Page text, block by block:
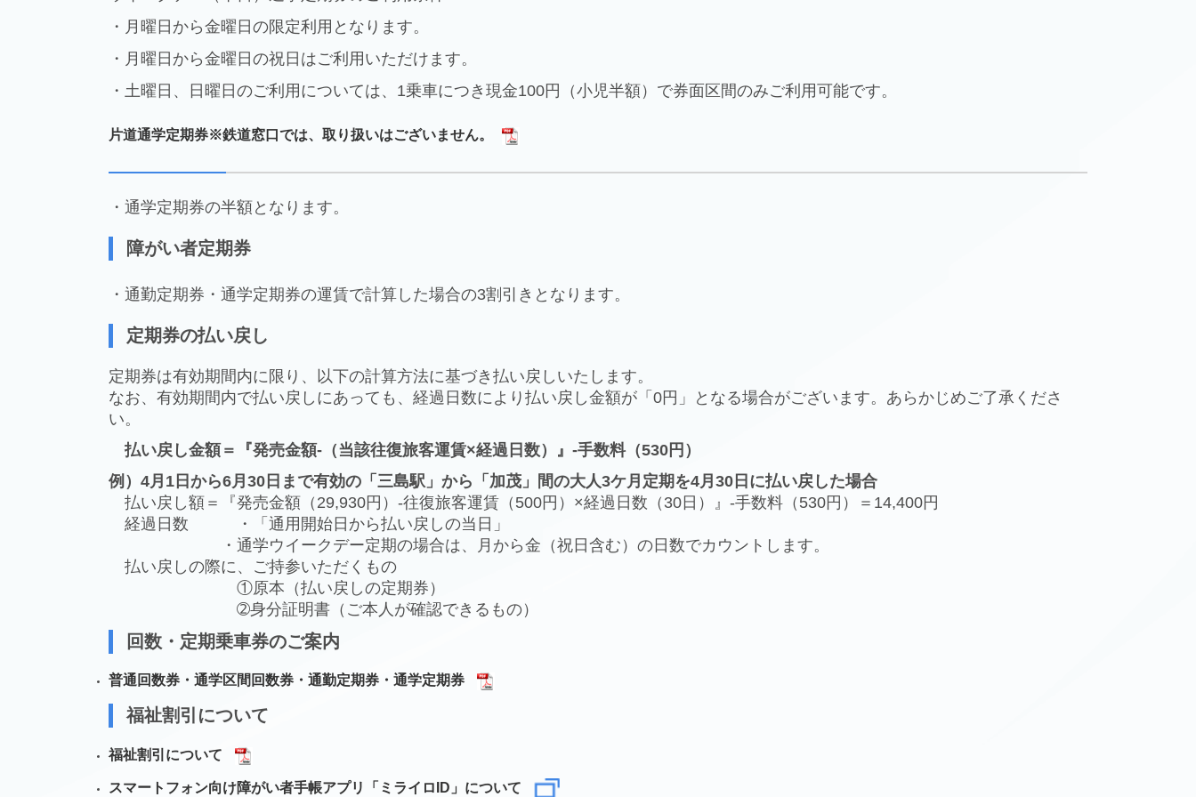
・月曜日から金曜日の限定利用となります。
・月曜日から金曜日の祝日はご利用いただけます。
・土曜日、日曜日のご利用については、1乗車につき現金100円（小児半額）で券面区間のみご利用可能です。
片道通学定期券※鉄道窓口では、取り扱いはございません。
・通学定期券の半額となります。
障がい者定期券
・通勤定期券・通学定期券の運賃で計算した場合の3割引きとなります。
定期券の払い戻し
定期券は有効期間内に限り、以下の計算方法に基づき払い戻しいたします。
なお、有効期間内で払い戻しにあっても、経過日数により払い戻し金額が「0円」となる場合がございます。あらかじめご了承くださ
い。
払い戻し金額＝『発売金額-（当該往復旅客運賃×経過日数）』-手数料（530円）
例）4月1日から6月30日まで有効の「三島駅」から「加茂」間の大人3ケ月定期を4月30日に払い戻した場合
払い戻し額＝『発売金額（29,930円）-往復旅客運賃（500円）×経過日数（30日）』-手数料（530円）＝14,400円
経過日数 ・「通用開始日から払い戻しの当日」
・通学ウイークデー定期の場合は、月から金（祝日含む）の日数でカウントします。
払い戻しの際に、ご持参いただくもの
①原本（払い戻しの定期券）
➁身分証明書（ご本人が確認できるもの）
回数・定期乗車券のご案内
普通回数券・通学区間回数券・通勤定期券・通学定期券
福祉割引について
福祉割引について
スマートフォン向け障がい者手帳アプリ「ミライロID」について